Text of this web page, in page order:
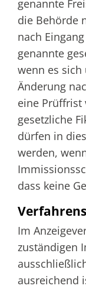
genannte
die Behörde
nach
genannte
wenn es
Änderung
eine Prüffrist
gesetzliche
dürfen in
werden,
dass keine
Im
zuständigen
ausreichend